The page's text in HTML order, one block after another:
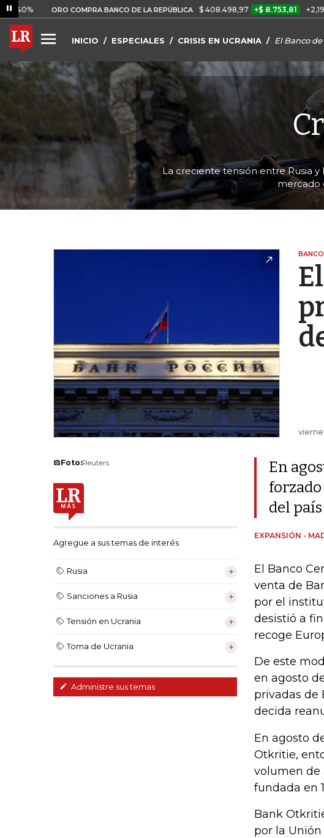
ORO COMPRA BANCO DE LA REPÚBLICA $ 408.498,97 +$ 8.753,81 +2,19%
INICIO ESPECIALES CRISIS EN UCRANIA El Banco
La creciente tensión entre Rusia
mercado
Foto:Reuters
Agregue a sus temas de interés
Rusia
Sanciones a Rusia
Tensión en Ucrania
Toma de Ucrania
Administre sus temas
En
del país
EXPANSIÓN -
El Banco
venta de
por el
desistió a
recoge
De este
en agosto
privadas de
decida
En agosto
Otkritie,
volumen de
fundada en
Bank
por la